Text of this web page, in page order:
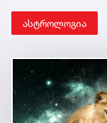
ასტროლოგია